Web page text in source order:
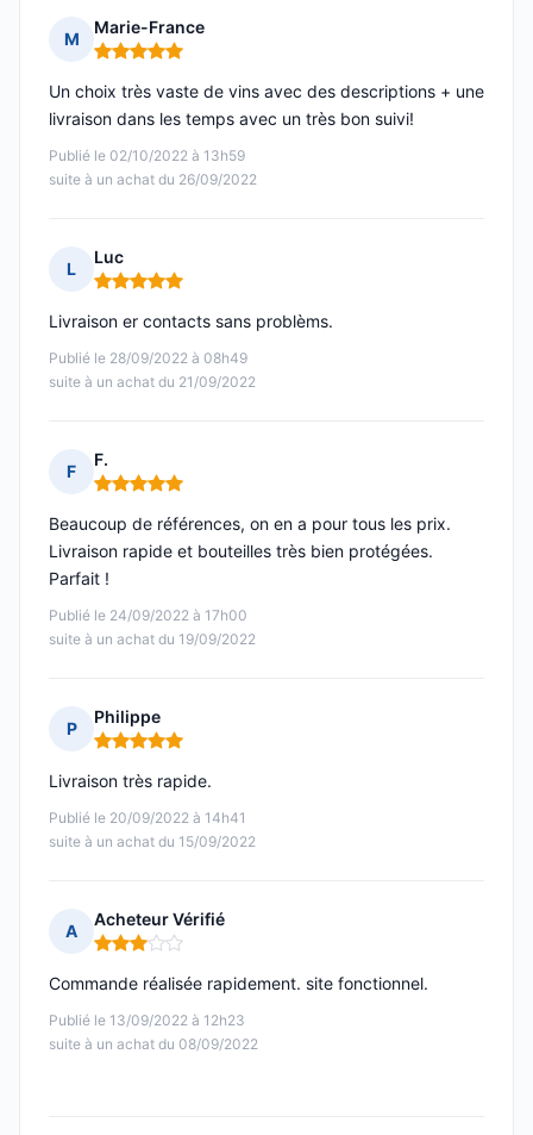
M
Marie-France
Note : 5 sur 5
Publié le 02/10/2022 à 13h59
suite à un achat du 26/09/2022
Un choix très vaste de vins avec des descriptions + une
livraison dans les temps avec un très bon suivi!
L
Luc
Note : 5 sur 5
Publié le 28/09/2022 à 08h49
suite à un achat du 21/09/2022
Livraison er contacts sans problèms.
F
F.
Note : 5 sur 5
Publié le 24/09/2022 à 17h00
suite à un achat du 19/09/2022
Beaucoup de références, on en a pour tous les prix.
Livraison rapide et bouteilles très bien protégées.
Parfait !
P
Philippe
Note : 5 sur 5
Publié le 20/09/2022 à 14h41
suite à un achat du 15/09/2022
Livraison très rapide.
A
Acheteur Vérifié
Note : 3 sur 5
Publié le 13/09/2022 à 12h23
suite à un achat du 08/09/2022
Commande réalisée rapidement. site fonctionnel.